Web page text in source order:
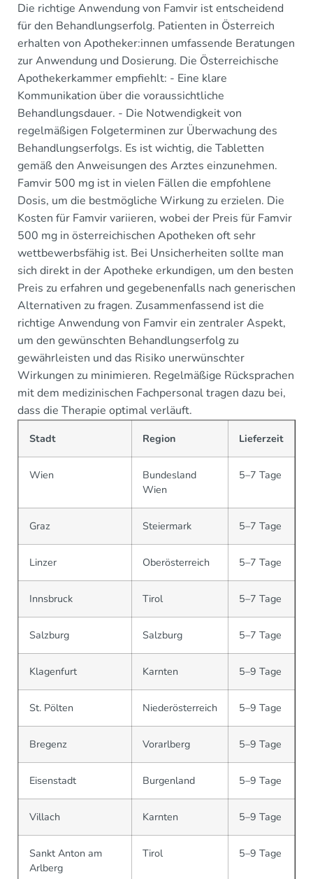
Die richtige Anwendung von Famvir ist entscheidend
für den Behandlungserfolg. Patienten in Österreich
erhalten von Apotheker:innen umfassende Beratungen
zur Anwendung und Dosierung. Die Österreichische
Apothekerkammer empfiehlt: - Eine klare
Kommunikation über die voraussichtliche
Behandlungsdauer. - Die Notwendigkeit von
regelmäßigen Folgeterminen zur Überwachung des
Behandlungserfolgs. Es ist wichtig, die Tabletten
gemäß den Anweisungen des Arztes einzunehmen.
Famvir 500 mg ist in vielen Fällen die empfohlene
Dosis, um die bestmögliche Wirkung zu erzielen. Die
Kosten für Famvir variieren, wobei der Preis für Famvir
500 mg in österreichischen Apotheken oft sehr
wettbewerbsfähig ist. Bei Unsicherheiten sollte man
sich direkt in der Apotheke erkundigen, um den besten
Preis zu erfahren und gegebenenfalls nach generischen
Alternativen zu fragen. Zusammenfassend ist die
richtige Anwendung von Famvir ein zentraler Aspekt,
um den gewünschten Behandlungserfolg zu
gewährleisten und das Risiko unerwünschter
Wirkungen zu minimieren. Regelmäßige Rücksprachen
mit dem medizinischen Fachpersonal tragen dazu bei,
dass die Therapie optimal verläuft.
Stadt Region Lieferzeit
Wien
Bundesland
Wien
5–7 Tage
Graz Steiermark 5–7 Tage
Linzer Oberösterreich 5–7 Tage
Innsbruck Tirol 5–7 Tage
Salzburg Salzburg 5–7 Tage
Klagenfurt Karnten 5–9 Tage
St. Pölten Niederösterreich 5–9 Tage
Bregenz Vorarlberg 5–9 Tage
Eisenstadt Burgenland 5–9 Tage
Villach Karnten 5–9 Tage
Sankt Anton am
Arlberg
Tirol 5–9 Tage